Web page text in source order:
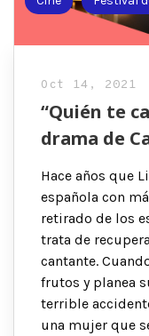
Oct 14, 2021
“Quién te
drama de
Hace años que
española con
retirado de los
trata de
cantante.
frutos y planea
terrible
una mujer que